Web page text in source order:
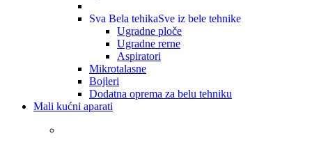
Sva Bela tehikaSve iz bele tehnike
Ugradne ploče
Ugradne rerne
Aspiratori
Mikrotalasne
Bojleri
Dodatna oprema za belu tehniku
Mali kućni aparati